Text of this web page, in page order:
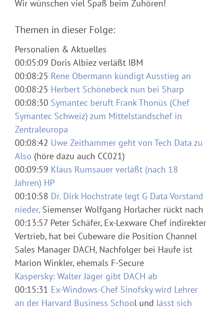
Wir wünschen viel Spaß beim Zuhören!
Themen in dieser Folge:
Personalien & Aktuelles
00:05:09 Doris Albiez verläßt IBM
00:08:25 Rene Obermann kündigt Ausstieg an
00:08:25 Herbert Schönebeck nun bei Sharp
00:08:30 Symantec beruft Frank Thonüs (Chef
Symantec Schweiz) zum Mittelstandschef in
Zentraleuropa
00:08:42 Uwe Zeithammer geht von Tech Data zu
Also (höre dazu auch CC021)
00:09:59 Klaus Rumsauer verläßt (nach 18
Jahren) HP
00:10:58 Dr. Dirk Hochstrate legt G Data Vorstand
nieder, Siemenser Wolfgang Horlacher rückt nach
00:13:57 Peter Schäfer, Ex-Lexware Chef indirekter
Vertrieb, hat bei Cubeware die Position Channel
Sales Manager DACH, Nachfolger bei Haufe ist
Marion Winkler, ehemals F-Secure
Kaspersky: Walter Jäger gibt DACH ab
00:15:31 Ex-Windows-Chef Sinofsky wird Lehrer
an der Harvard Business School und lässt sich